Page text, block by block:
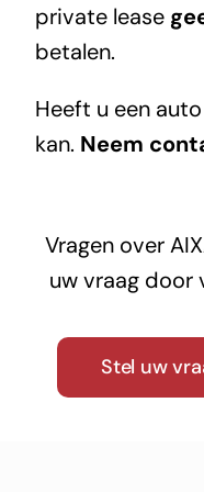
private lease
betalen.
Heeft u een
kan. Neem
Vragen over
uw vraag
Stel uw